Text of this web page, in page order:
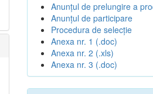
Anunțul de prelungire a
Anunțul de participare
Procedura de selecție
Anexa nr. 1 (.doc)
Anexa nr. 2 (.xls)
Anexa nr. 3 (.doc)